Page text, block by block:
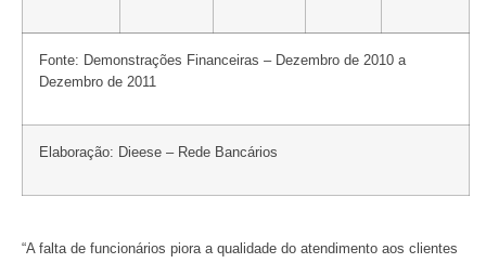
Fonte: Demonstrações Financeiras – Dezembro de 2010 a
Dezembro de 2011
Elaboração: Dieese – Rede Bancários
“A falta de funcionários piora a qualidade do atendimento aos clientes